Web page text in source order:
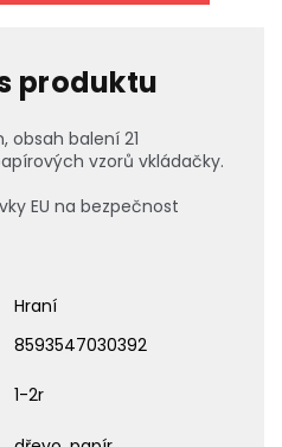
produktu
obsah balení 21
vzorů vkládačky.
EU na bezpečnost
Hraní
8593547030392
1-2r